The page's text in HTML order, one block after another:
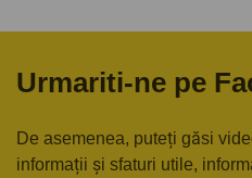
Urmariti-ne pe
De asemenea, puteți găsi
informații și sfaturi utile,